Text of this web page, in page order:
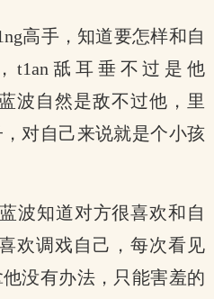
高手，知道要怎样和自
t1an舐耳垂不过是他
波自然是敌不过他，里
对自己来说就是个小孩
波知道对方很喜欢和自
欢调戏自己，每次看见
没有办法，只能害羞的